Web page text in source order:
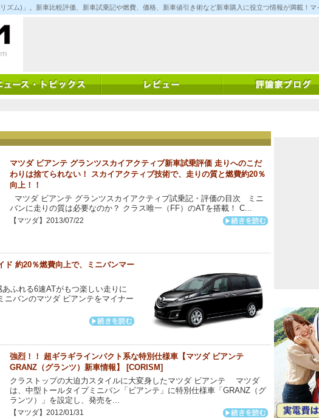
ズム)」。新車比較評価、新車試乗記や燃費、価格、新車値引き術など新車購入に役立つ情報が満載！マ
マツダ ビアンテ グランツスカイアクティブ新車試乗評価 走りへのこだ
わりは捨てられない！ スカイアクティブ技術で、走りの質と燃費約20％
向上！！
マツダ ビアンテ グランツスカイアクティブ試乗記・評価の目次 ミニ
バンに走りの質は必要なのか？ クラス唯一（FF）のATを搭載！ C...
【マツダ】2013/07/22
ド 約20％燃費向上で、ミニバンマー
ふれる6速ATがもつ楽しい走りに
バンのマツダ ビアンテをマイナー
強烈！！ 超ギラギラインパクト系な特別仕様車【マツダ ビアンテ
GRANZ（グランツ）新車情報】 [CORISM]
クラストップの大迫力スタイルに大変身したマツダ ビアンテ マツダ
は、中型トールタイプミニバン「ビアンテ」に特別仕様車「GRANZ（グ
ランツ）」を設定し、発売を...
【マツダ】2012/01/31